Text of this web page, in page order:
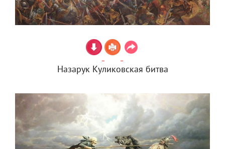
Назарук Куликовская битва